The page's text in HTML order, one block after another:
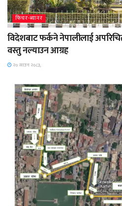
फिचर-ब्यानर
विदेशबाट फर्कने नेपालीलाई
वस्तु नल्याउन आग्रह
२० साउन २०८३,